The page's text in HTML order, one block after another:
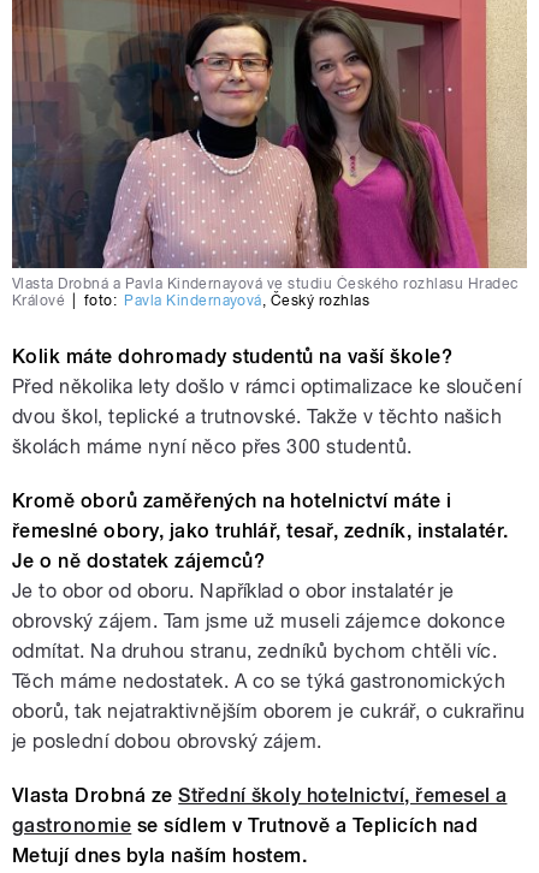
Vlasta Drobná a Pavla Kindernayová ve studiu Českého rozhlasu Hradec
Králové
foto: Pavla Kindernayová, Český rozhlas
Kolik máte dohromady studentů na vaší škole?
Před několika lety došlo v rámci optimalizace ke sloučení
dvou škol, teplické a trutnovské. Takže v těchto našich
školách máme nyní něco přes 300 studentů.
Kromě oborů zaměřených na hotelnictví máte i
řemeslné obory, jako truhlář, tesař, zedník, instalatér.
Je o ně dostatek zájemců?
Je to obor od oboru. Například o obor instalatér je
obrovský zájem. Tam jsme už museli zájemce dokonce
odmítat. Na druhou stranu, zedníků bychom chtěli víc.
Těch máme nedostatek. A co se týká gastronomických
oborů, tak nejatraktivnějším oborem je cukrář, o cukrařinu
je poslední dobou obrovský zájem.
Vlasta Drobná zeStřední školy hotelnictví, řemesel a
gastronomie se sídlem v Trutnově a Teplicích nad
Metují dnes byla naším hostem.